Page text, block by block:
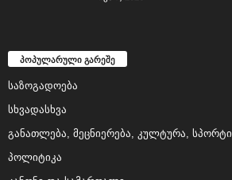
პოპულარული გარეშე
საზოგადოება
სხვადასხვა
განათლება, მეცნიერება, კულტურა, სპორტი
პოლიტიკა